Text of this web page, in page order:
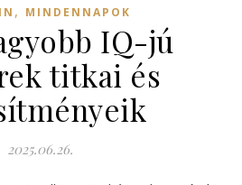
, MINDENNAPOK
IQ-jú
titkai és
2025.06.26.